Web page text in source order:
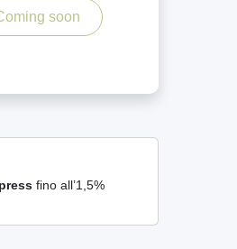
soon
fino all’1,5%